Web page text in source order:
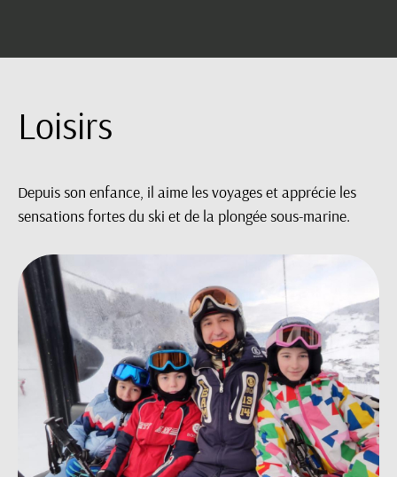
Loisirs
Depuis son enfance, il aime les voyages et apprécie les
sensations fortes du ski et de la plongée sous-marine.